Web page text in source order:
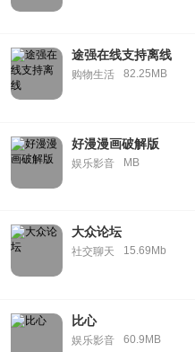
途强在线支持离线
购物生活 82.25MB
好漫漫画破解版
娱乐影音 MB
大众论坛
社交聊天 15.69Mb
比心
娱乐影音 60.9MB